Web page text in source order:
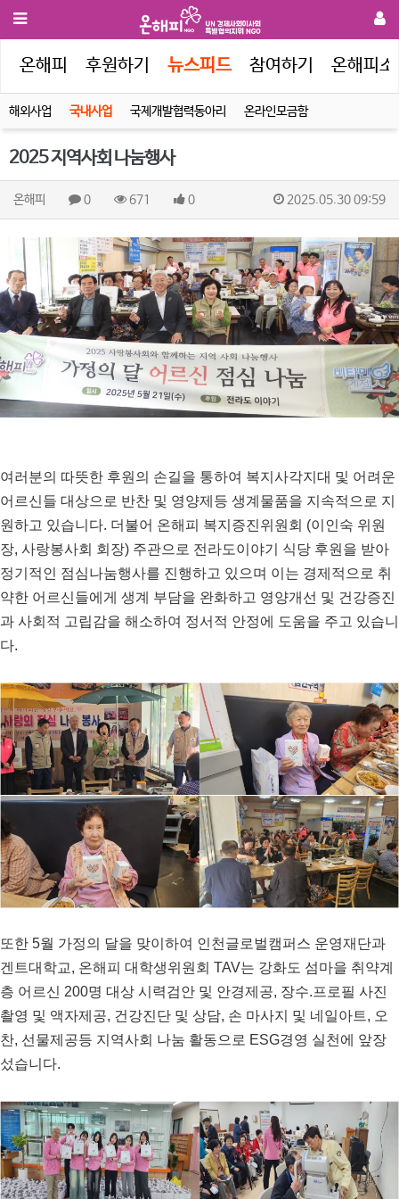
온해피 후원하기 뉴스피드 참여하기 온해피
해외사업 국내사업 국제개발협력동아리 온라인모금함
2025 지역사회 나눔행사
온해피 0 671 0 2025.05.30 09:59
여러분의 따뜻한 후원의 손길을 통하여 복지사각지대 및 어려운
어르신들 대상으로 반찬 및 영양제등 생계물품을 지속적으로 지
원하고 있습니다. 더불어 온해피 복지증진위원회 (이인숙 위원
장, 사랑봉사회 회장) 주관으로 전라도이야기 식당 후원을 받아
정기적인 점심나눔행사를 진행하고 있으며 이는 경제적으로 취
약한 어르신들에게 생계 부담을 완화하고 영양개선 및 건강증진
과 사회적 고립감을 해소하여 정서적 안정에 도움을 주고 있습니
다.
또한 5월 가정의 달을 맞이하여 인천글로벌캠퍼스 운영재단과
겐트대학교, 온해피 대학생위원회 TAV는 강화도 섬마을 취약계
층 어르신 200명 대상 시력검안 및 안경제공, 장수.프로필 사진
촬영 및 액자제공, 건강진단 및 상담, 손 마사지 및 네일아트, 오
찬, 선물제공등 지역사회 나눔 활동으로 ESG경영 실천에 앞장
섰습니다.